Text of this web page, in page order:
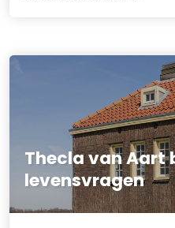
Thecla van Aart
levensvragen